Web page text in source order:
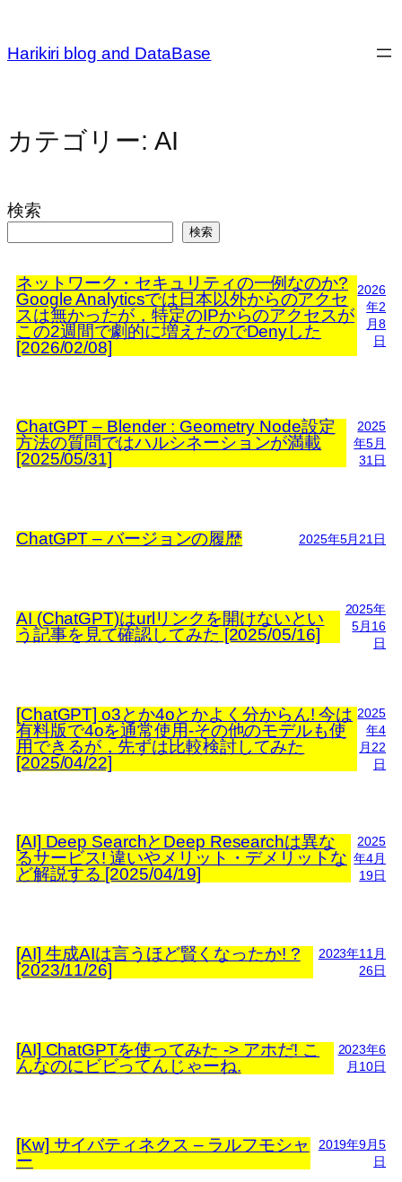
を
ッ
プ
Harikiri blog and DataBase
カテゴリー:AI
検索
検索
ネットワーク・セキュリティの一例なのか?
Google Analyticsでは日本以外からのアクセ
スは無かったが，特定のIPからのアクセスが
この2週間で劇的に増えたのでDenyした
[2026/02/08]
2026
年2
月8
日
ChatGPT – Blender : Geometry Node設定
方法の質問ではハルシネーションが満載
[2025/05/31]
2025
年5月
31日
ChatGPT – バージョンの履歴 2025年5月21日
AI (ChatGPT)はurlリンクを開けないとい
う記事を見て確認してみた [2025/05/16]
2025年
5月16
日
[ChatGPT] o3とか4oとかよく分からん! 今は
有料版で4oを通常使用-その他のモデルも使
用できるが，先ずは比較検討してみた
[2025/04/22]
2025
年4
月22
日
[AI] Deep SearchとDeep Researchは異な
るサービス! 違いやメリット・デメリットな
ど解説する [2025/04/19]
2025
年4月
19日
[AI] 生成AIは言うほど賢くなったか! ?
[2023/11/26]
2023年11月
26日
[AI] ChatGPTを使ってみた -> アホだ! こ
んなのにビビってんじゃーね.
2023年6
月10日
[Kw] サイバティネクス – ラルフモシャ
ー
2019年9月5
日